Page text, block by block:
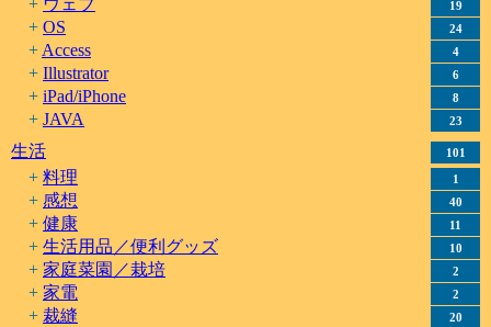
ウェブ 19
OS 24
Access 4
Illustrator 6
iPad/iPhone 8
JAVA 23
生活 101
料理 1
感想 40
健康 11
生活用品／便利グッズ 10
家庭菜園／栽培 2
家電 2
裁縫 20